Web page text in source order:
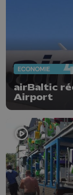
ECONOMIE
airBaltic
Airport